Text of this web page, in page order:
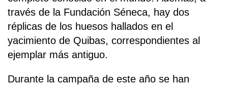
través de la Fundación Séneca, hay dos
réplicas de los huesos hallados en el
yacimiento de Quibas, correspondientes al
ejemplar más antiguo.
Durante la campaña de este año se han